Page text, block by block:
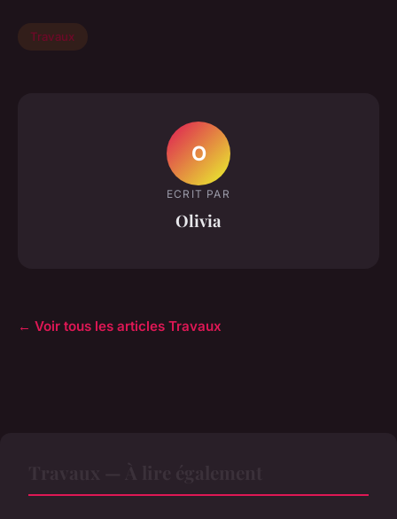
Travaux
O
ECRIT PAR
Olivia
← Voir tous les articles Travaux